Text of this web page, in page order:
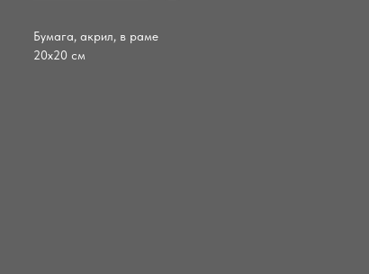
Бумага, акрил, в раме
20х20 см